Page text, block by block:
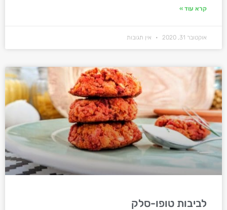
קרא עוד »
אוקטובר 31, 2020 אין תגובות
לביבות טופו-סלק